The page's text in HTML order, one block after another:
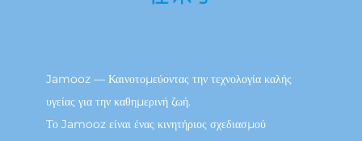
Jamooz — Καινοτομεύοντας την τεχνολογία καλής
υγείας για την καθημερινή ζωή.
Το Jamooz είναι ένας κινητήριος σχεδιασμού